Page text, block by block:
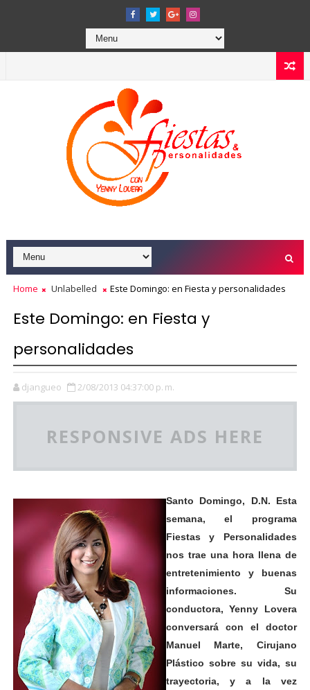
Home Unlabelled Este Domingo: en Fiesta y personalidades
Este Domingo: en Fiesta y
personalidades
djangueo 2/08/2013 04:37:00 p. m.
RESPONSIVE ADS HERE
Santo Domingo, D.N. Esta
semana, el programa
Fiestas y Personalidades
nos trae una hora llena de
entretenimiento y buenas
informaciones. Su
conductora, Yenny Lovera
conversará con el doctor
Manuel Marte, Cirujano
Plástico sobre su vida, su
trayectoria, y a la vez